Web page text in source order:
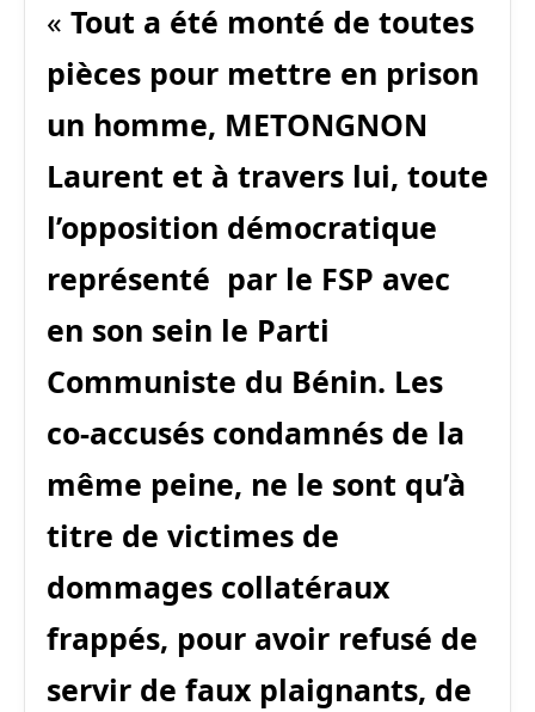
« Tout a été monté de toutes
pièces pour mettre en prison
un homme, METONGNON
Laurent et à travers lui, toute
l’opposition démocratique
représenté par le FSP avec
en son sein le Parti
Communiste du Bénin. Les
co-accusés condamnés de la
même peine, ne le sont qu’à
titre de victimes de
dommages collatéraux
frappés, pour avoir refusé de
servir de faux plaignants, de